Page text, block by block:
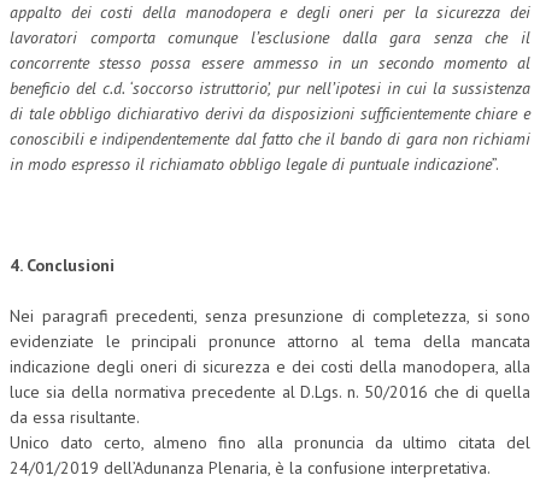
appalto dei costi della manodopera e degli oneri per la sicurezza dei
lavoratori comporta comunque l’esclusione dalla gara senza che il
concorrente stesso possa essere ammesso in un secondo momento al
beneficio del c.d. ‘soccorso istruttorio’, pur nell’ipotesi in cui la sussistenza
di tale obbligo dichiarativo derivi da disposizioni sufficientemente chiare e
conoscibili e indipendentemente dal fatto che il bando di gara non richiami
in modo espresso il richiamato obbligo legale di puntuale indicazione”.
4. Conclusioni
Nei paragrafi precedenti, senza presunzione di completezza, si sono
evidenziate le principali pronunce attorno al tema della mancata
indicazione degli oneri di sicurezza e dei costi della manodopera, alla
luce sia della normativa precedente al D.Lgs. n. 50/2016 che di quella
da essa risultante.
Unico dato certo, almeno fino alla pronuncia da ultimo citata del
24/01/2019 dell’Adunanza Plenaria, è la confusione interpretativa.